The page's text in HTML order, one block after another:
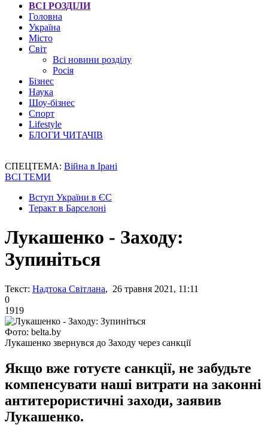
ВСІ РОЗДІЛИ
Головна
Україна
Місто
Світ
Всі новини розділу
Росія
Бізнес
Наука
Шоу-бізнес
Спорт
Lifestyle
БЛОГИ ЧИТАЧІВ
СПЕЦТЕМА: Війна в Ірані
ВСІ ТЕМИ
Вступ України в ЄС
Теракт в Барселоні
Лукашенко - Заходу:
Зупиніться
Текст: Надтока Світлана, 26 травня 2021, 11:11
0
1919
Фото: belta.by
Лукашенко звернувся до Заходу через санкції
Якщо вже готуєте санкції, не забудьте
компенсувати наші витрати на законні
антитерористичні заходи, заявив
Лукашенко.